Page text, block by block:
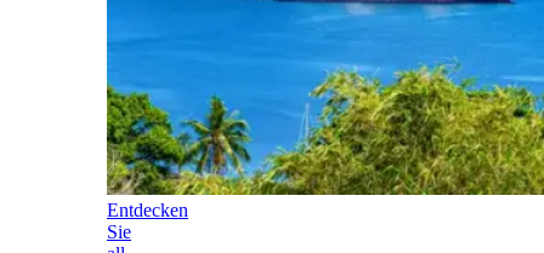
Entdecken
Sie